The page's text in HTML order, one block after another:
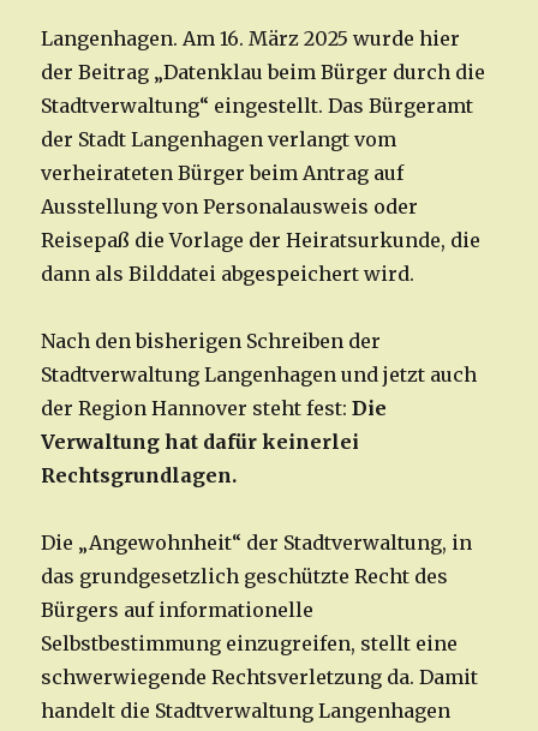
Langenhagen. Am 16. März 2025 wurde hier
der Beitrag „Datenklau beim Bürger durch die
Stadtverwaltung“ eingestellt. Das Bürgeramt
der Stadt Langenhagen verlangt vom
verheirateten Bürger beim Antrag auf
Ausstellung von Personalausweis oder
Reisepaß die Vorlage der Heiratsurkunde, die
dann als Bilddatei abgespeichert wird.
Nach den bisherigen Schreiben der
Stadtverwaltung Langenhagen und jetzt auch
der Region Hannover steht fest:Die
Verwaltung hat dafür keinerlei
Rechtsgrundlagen.
Die „Angewohnheit“ der Stadtverwaltung, in
das grundgesetzlich geschützte Recht des
Bürgers auf informationelle
Selbstbestimmung einzugreifen, stellt eine
schwerwiegende Rechtsverletzung da. Damit
handelt die Stadtverwaltung Langenhagen